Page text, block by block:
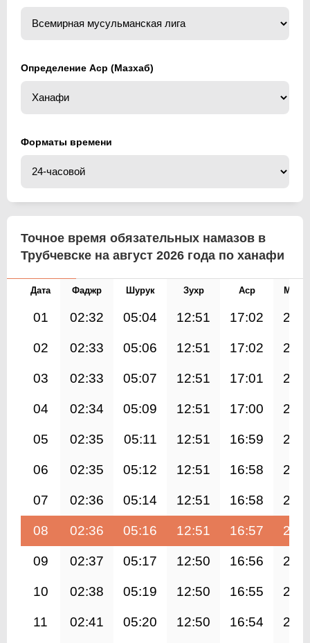
Определение Аср (Мазхаб)
Форматы времени
Точное время обязательных намазов в
Трубчевске на август 2026 года по ханафи
Дата Фаджр Шурук Зухр Аср
01 02:32 05:04 12:51 17:02
02 02:33 05:06 12:51 17:02
03 02:33 05:07 12:51 17:01
04 02:34 05:09 12:51 17:00
05 02:35 05:11 12:51 16:59
06 02:35 05:12 12:51 16:58
07 02:36 05:14 12:51 16:58
08 02:36 05:16 12:51 16:57
09 02:37 05:17 12:50 16:56
10 02:38 05:19 12:50 16:55
11 02:41 05:20 12:50 16:54